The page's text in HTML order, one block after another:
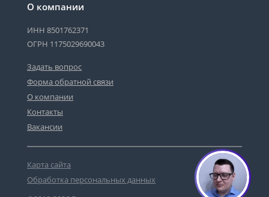
О компании
ИНН 8501762371
ОГРН 1175029690043
Задать вопрос
Форма обратной связи
О компании
Контакты
Вакансии
Карта сайта
Обработка персональных данных